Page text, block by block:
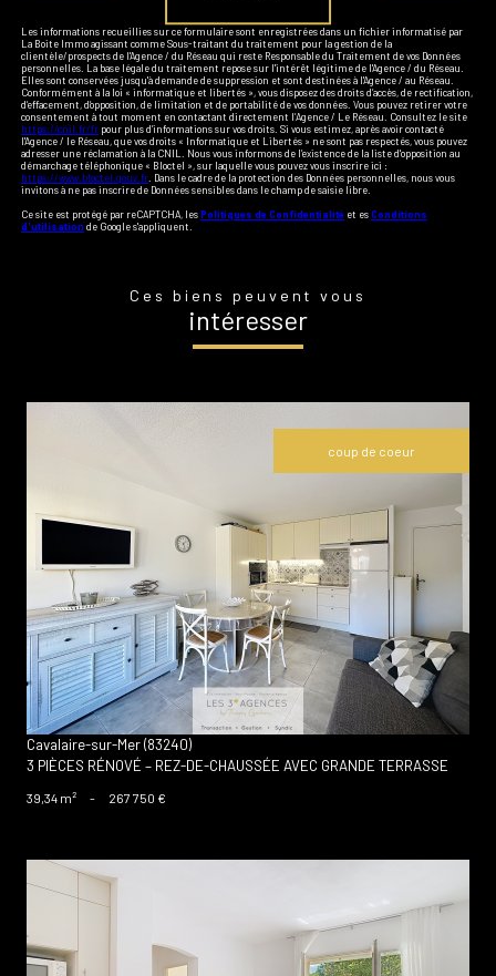
Les informations recueillies sur ce formulaire sont enregistrées dans un fichier informatisé par
La Boite Immo agissant comme Sous-traitant du traitement pour la gestion de la
clientèle/prospects de l'Agence / du Réseau qui reste Responsable du Traitement de vos Données
personnelles. La base légale du traitement repose sur l'intérêt légitime de l'Agence / du Réseau.
Elles sont conservées jusqu'à demande de suppression et sont destinées à l'Agence / au Réseau.
Conformément à la loi « informatique et libertés », vous disposez des droits d’accès, de rectification,
d’effacement, d’opposition, de limitation et de portabilité de vos données. Vous pouvez retirer votre
consentement à tout moment en contactant directement l’Agence / Le Réseau. Consultez le site
https://cnil.fr/fr pour plus d’informations sur vos droits. Si vous estimez, après avoir contacté
l'Agence / le Réseau, que vos droits « Informatique et Libertés » ne sont pas respectés, vous pouvez
adresser une réclamation à la CNIL. Nous vous informons de l’existence de la liste d'opposition au
démarchage téléphonique « Bloctel », sur laquelle vous pouvez vous inscrire ici :
https://www.bloctel.gouv.fr. Dans le cadre de la protection des Données personnelles, nous vous
invitons à ne pas inscrire de Données sensibles dans le champ de saisie libre.
Ce site est protégé par reCAPTCHA, lesPolitiques de Confidentialité et esConditions
d'utilisation de Google s'appliquent.
Ces biens peuvent vous
intéresser
coup de coeur
voir le bien
Cavalaire-sur-Mer (83240)
3 PIÈCES RÉNOVÉ – REZ-DE-CHAUSSÉE AVEC GRANDE TERRASSE
39,34 m² - 267 750 €